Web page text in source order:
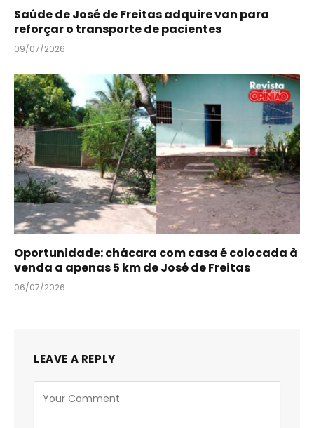
Saúde de José de Freitas adquire van para
reforçar o transporte de pacientes
09/07/2026
Oportunidade: chácara com casa é colocada à
venda a apenas 5 km de José de Freitas
06/07/2026
LEAVE A REPLY